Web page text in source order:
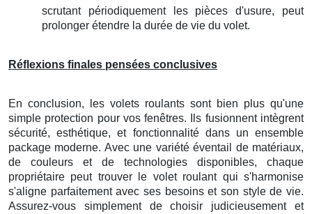
scrutant périodiquement les pièces d'usure, peut
prolonger étendre la durée de vie du volet.
Réflexions finales pensées conclusives
En conclusion, les volets roulants sont bien plus qu'une
simple protection pour vos fenêtres. Ils fusionnent intègrent
sécurité, esthétique, et fonctionnalité dans un ensemble
package moderne. Avec une variété éventail de matériaux,
de couleurs et de technologies disponibles, chaque
propriétaire peut trouver le volet roulant qui s'harmonise
s'aligne parfaitement avec ses besoins et son style de vie.
Assurez-vous simplement de choisir judicieusement et